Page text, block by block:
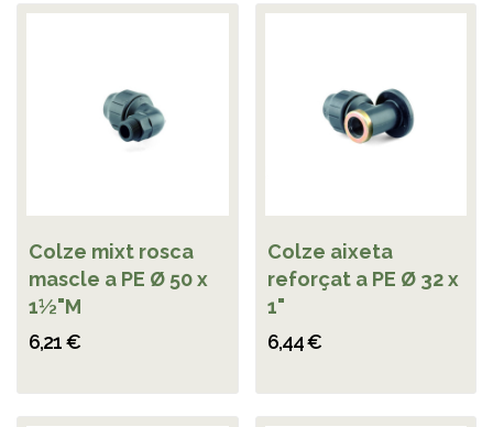
Colze mixt rosca
mascle a PE Ø 50 x
1½"M
6,21 €
Colze aixeta
reforçat a PE Ø 32 x
1"
6,44 €